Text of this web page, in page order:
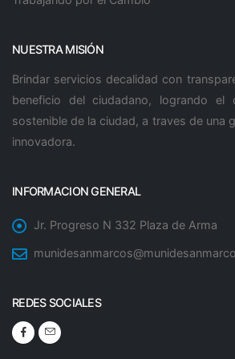
NUESTRA MISIÓN
Brindar servicios decalidad con
beneficio del ciudadano, logrando el
sostenible de la ciudad, a traves de una
innovadora.
INFORMACION GENERAL
Jr. Progreso N 332 Plaza de Arma
REDES SOCIALES